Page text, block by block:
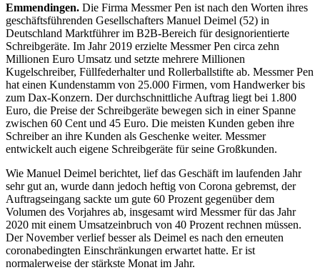
Emmendingen. Die Firma Messmer Pen ist nach den Worten ihres
geschäftsführenden Gesellschafters Manuel Deimel (52) in
Deutschland Marktführer im B2B-Bereich für designorientierte
Schreibgeräte. Im Jahr 2019 erzielte Messmer Pen circa zehn
Millionen Euro Umsatz und setzte mehrere Millionen
Kugelschreiber, Füllfederhalter und Rollerballstifte ab. Messmer Pen
hat einen Kundenstamm von 25.000 Firmen, vom Handwerker bis
zum Dax-Konzern. Der durchschnittliche Auftrag liegt bei 1.800
Euro, die Preise der Schreibgeräte bewegen sich in einer Spanne
zwischen 60 Cent und 45 Euro. Die meisten Kunden geben ihre
Schreiber an ihre Kunden als Geschenke weiter. Messmer
entwickelt auch eigene Schreibgeräte für seine Großkunden.
Wie Manuel Deimel berichtet, lief das Geschäft im laufenden Jahr
sehr gut an, wurde dann jedoch heftig von Corona gebremst, der
Auftragseingang sackte um gute 60 Prozent gegenüber dem
Volumen des Vorjahres ab, insgesamt wird Messmer für das Jahr
2020 mit einem Umsatzeinbruch von 40 Prozent rechnen müssen.
Der November verlief besser als Deimel es nach den erneuten
coronabedingten Einschränkungen erwartet hatte. Er ist
normalerweise der stärkste Monat im Jahr.